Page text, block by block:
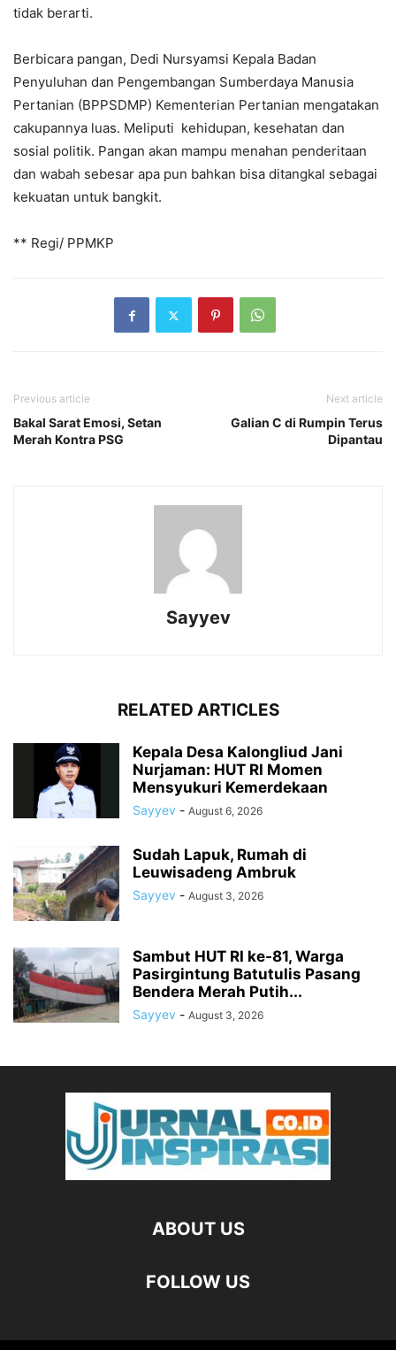
tidak berarti.
Berbicara pangan, Dedi Nursyamsi Kepala Badan
Penyuluhan dan Pengembangan Sumberdaya Manusia
Pertanian (BPPSDMP) Kementerian Pertanian mengatakan
cakupannya luas. Meliputi kehidupan, kesehatan dan
sosial politik. Pangan akan mampu menahan penderitaan
dan wabah sebesar apa pun bahkan bisa ditangkal sebagai
kekuatan untuk bangkit.
** Regi/ PPMKP
Previous article
Bakal Sarat Emosi, Setan
Merah Kontra PSG
Next article
Galian C di Rumpin Terus
Dipantau
Sayyev
RELATED ARTICLES
Kepala Desa Kalongliud Jani
Nurjaman: HUT RI Momen
Mensyukuri Kemerdekaan
Sayyev - August 6, 2026
Sudah Lapuk, Rumah di
Leuwisadeng Ambruk
Sayyev - August 3, 2026
Sambut HUT RI ke-81, Warga
Pasirgintung Batutulis Pasang
Bendera Merah Putih...
Sayyev - August 3, 2026
ABOUT US
FOLLOW US